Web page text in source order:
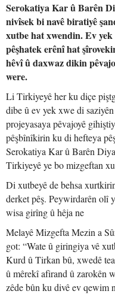
Serokatiya Kar û Barên
nivîsek bi navê biratiyê
xutbe hat xwendin. Ev
pêşhatek erênî hat
hêvî û daxwaz dikin
were.
Li Tirkiyeyê her ku diçe
dibe û ev yek xwe di
projeyasaya pêvajoyê
pêşbînîkirin ku di hefteya
Serokatiya Kar û Barên
Tirkiyeyê ye bo mizgeftan
Di xutbeyê de behsa
derket pêş. Peywirdarên olî
wisa girîng û hêja ne
Melayê Mizgefta Mezin a
got: “Wate û giringiya vê
Kurd û Tirkan bû, xwedê
û mêrekî afirand û zarokên
zêde bûn ku divê ev qewim